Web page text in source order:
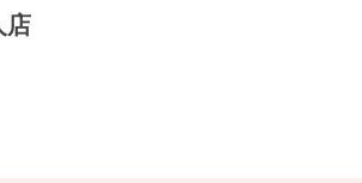
店